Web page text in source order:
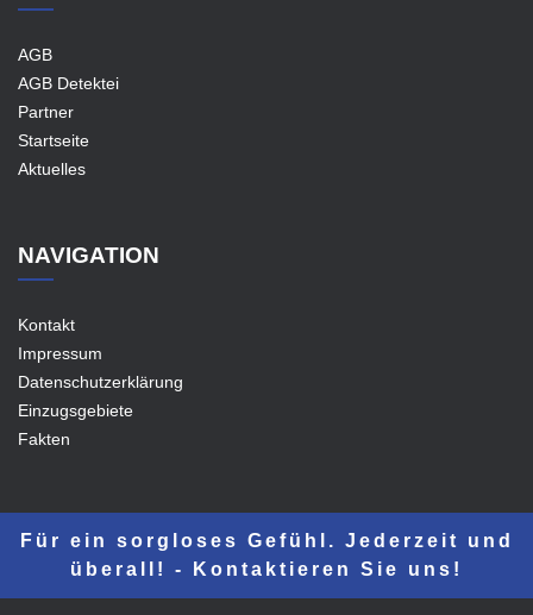
AGB
AGB Detektei
Partner
Startseite
Aktuelles
NAVIGATION
Kontakt
Impressum
Datenschutzerklärung
Einzugsgebiete
Fakten
Für ein sorgloses Gefühl. Jederzeit und
überall! - Kontaktieren Sie uns!